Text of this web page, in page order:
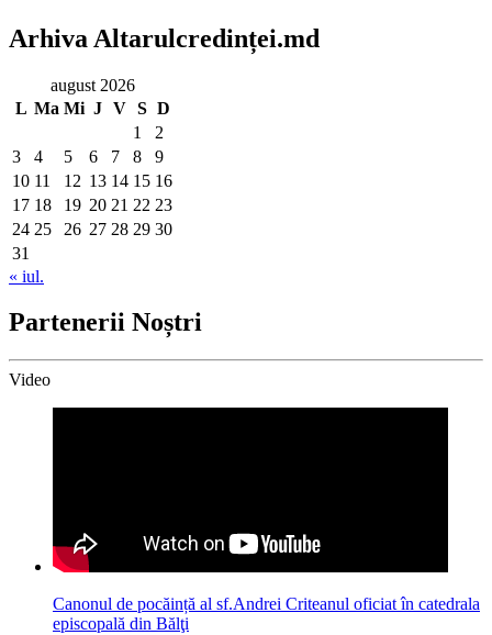
Arhiva Altarulcredinței.md
august 2026
L Ma Mi J V S D
1
2
3
4 5 6 7 8
9
10 11 12 13 14 15 16
17 18 19 20 21 22 23
24 25 26 27 28 29 30
31
« iul.
Partenerii Noștri
Video
Canonul de pocăință al sf.Andrei Criteanul oficiat în catedrala
episcopală din Bălţi